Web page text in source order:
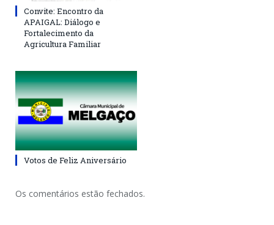
Convite: Encontro da
APAIGAL: Diálogo e
Fortalecimento da
Agricultura Familiar
Votos de Feliz Aniversário
Os comentários estão fechados.